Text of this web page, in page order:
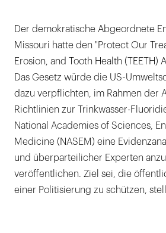
Der demokratische Abgeordnete
Missouri hatte den "Protect Our
Erosion, and Tooth Health (TEETH)
Das Gesetz würde die US-
dazu verpflichten, im Rahmen der
Richtlinien zur Trinkwasser-
National Academies of Sciences,
Medicine (NASEM) eine
und überparteilicher Experten
veröffentlichen. Ziel sei, die
einer Politisierung zu schützen,